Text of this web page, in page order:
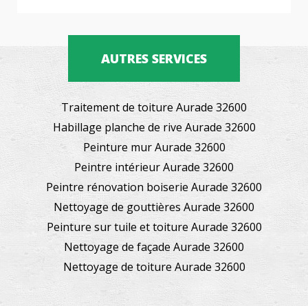
AUTRES SERVICES
Traitement de toiture Aurade 32600
Habillage planche de rive Aurade 32600
Peinture mur Aurade 32600
Peintre intérieur Aurade 32600
Peintre rénovation boiserie Aurade 32600
Nettoyage de gouttières Aurade 32600
Peinture sur tuile et toiture Aurade 32600
Nettoyage de façade Aurade 32600
Nettoyage de toiture Aurade 32600